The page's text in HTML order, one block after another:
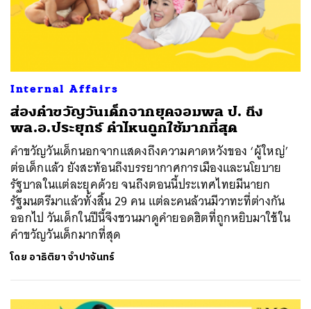
Internal Affairs
ส่องคำขวัญวันเด็กจากยุคจอมพล ป. ถึง
พล.อ.ประยุทธ์ คำไหนถูกใช้มากที่สุด
คำขวัญวันเด็กนอกจากแสดงถึงความคาดหวังของ ‘ผู้ใหญ่’
ต่อเด็กแล้ว ยังสะท้อนถึงบรรยากาศการเมืองและนโยบาย
รัฐบาลในแต่ละยุคด้วย จนถึงตอนนี้ประเทศไทยมีนายก
รัฐมนตรีมาแล้วทั้งสิ้น 29 คน แต่ละคนล้วนมีวาทะที่ต่างกัน
ออกไป วันเด็กในปีนี้จึงชวนมาดูคำยอดฮิตที่ถูกหยิบมาใช้ใน
คำขวัญวันเด็กมากที่สุด
โดย อาธิติยา จำปาจันทร์